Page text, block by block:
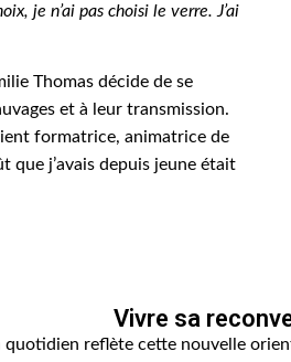
je n’ai pas choisi le verre. J’ai
Thomas décide de se
et à leur transmission.
formatrice, animatrice de
que j’avais depuis jeune était
Vivre sa
quotidien reflète cette nouvelle